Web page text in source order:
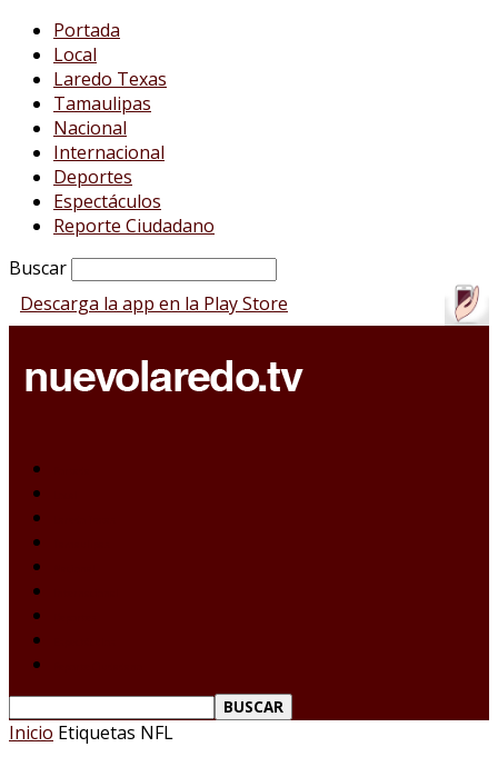
Portada
Local
Laredo Texas
Tamaulipas
Nacional
Internacional
Deportes
Espectáculos
Reporte Ciudadano
Buscar
Descarga la app en la Play Store
Inicio Etiquetas NFL